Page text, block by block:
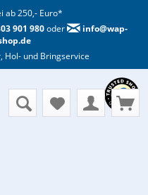
ab 250,- Euro*
901 980oder
info@wap-
Hol- und Bringservice